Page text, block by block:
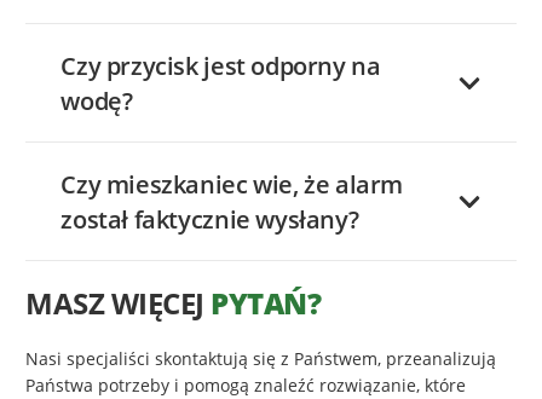
Czy przycisk jest odporny na
wodę?
Czy mieszkaniec wie, że alarm
został faktycznie wysłany?
MASZ WIĘCEJ PYTAŃ?
Nasi specjaliści skontaktują się z Państwem, przeanalizują
Państwa potrzeby i pomogą znaleźć rozwiązanie, które